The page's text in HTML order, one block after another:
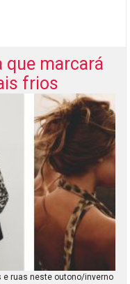
que marcará
frios
e ruas neste outono/inverno